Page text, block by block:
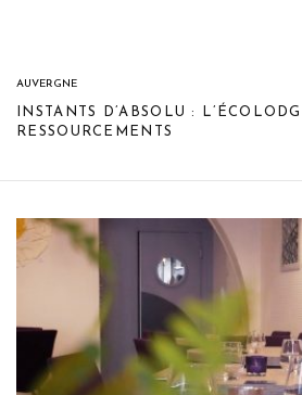
AUVERGNE
INSTANTS D’ABSOLU :
RESSOURCEMENTS